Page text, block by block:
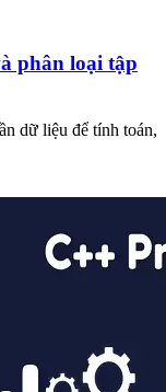
phân loại tập
dữ liệu để tính toán,